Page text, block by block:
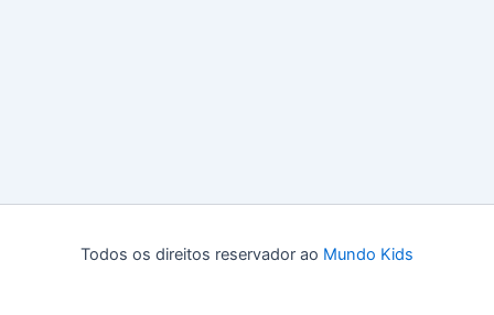
Todos os direitos reservador ao Mundo Kids